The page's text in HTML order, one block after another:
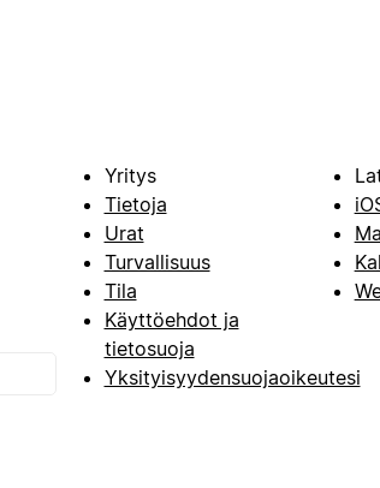
Yritys
Tietoja
Urat
Turvallisuus
Tila
Käyttöehdot ja
tietosuoja
Yksityisyydensuojaoikeutesi